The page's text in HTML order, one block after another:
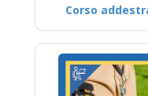
Corso